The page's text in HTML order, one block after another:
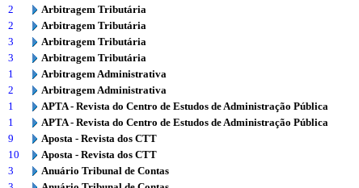
2
Arbitragem Tributária
2
Arbitragem Tributária
3
Arbitragem Tributária
3
Arbitragem Tributária
1
Arbitragem Administrativa
2
Arbitragem Administrativa
1
APTA - Revista do Centro de Estudos de Administração Pública
1
APTA - Revista do Centro de Estudos de Administração Pública
9
Aposta - Revista dos CTT
10
Aposta - Revista dos CTT
3
Anuário Tribunal de Contas